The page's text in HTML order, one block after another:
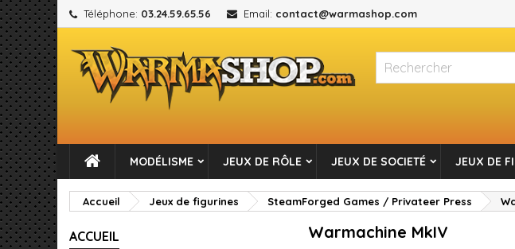
Téléphone: 03.24.59.65.56 Email: contact@warmashop.com
MODÉLISME JEUX DE RÔLE JEUX DE SOCIETÉ JEUX DE
Accueil Jeux de figurines SteamForged Games / Privateer Press
ACCUEIL Warmachine MkIV
Mes listes d'envies
add_circle_outline Créer une nouvelle liste
((modalTitle))
((confirmMessage))
Créer une liste
Connexion
Vous devez être connecté pour